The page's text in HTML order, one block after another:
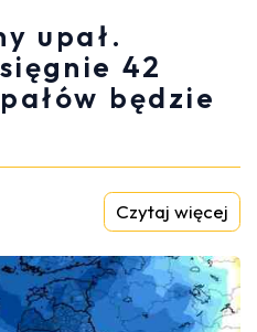
upał.
42
będzie
Czytaj więcej